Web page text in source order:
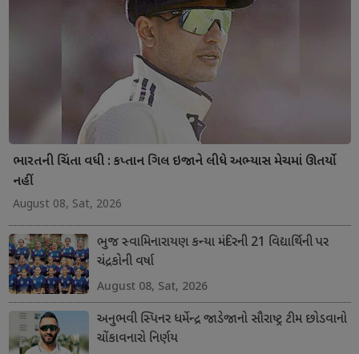
ભારતની ચિંતા વધી : કપ્તાન ગિલ ઇજાને લીધે અભ્યાસ મેચમાં ઊતર્યો
નહીં
August 08, Sat, 2026
ભુજ સ્વામિનારાયણ કન્યા મંદિરની 21 વિદ્યાર્થિની પર
ચંદ્રકોની વર્ષા
August 08, Sat, 2026
અનુભવી સ્પિનર ધર્મેન્દ્ર જાડેજાનો સૌરાષ્ટ્ર ટીમ છોડવાનો
ચોંકાવનારો નિર્ણય